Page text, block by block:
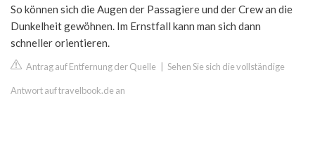
So können sich die Augen der Passagiere und der Crew an die
Dunkelheit gewöhnen. Im Ernstfall kann man sich dann
schneller orientieren.
Antrag auf Entfernung der Quelle Sehen Sie sich die vollständige
Antwort auf travelbook.de an